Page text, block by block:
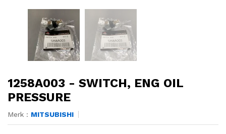
1258A003 - SWITCH, ENG OIL
PRESSURE
Merk : MITSUBISHI